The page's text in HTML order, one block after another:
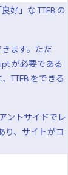
好」な TTFB の
ます。ただ
が必要である
TTFB をできる
ントサイドでレ
り、サイトがコ